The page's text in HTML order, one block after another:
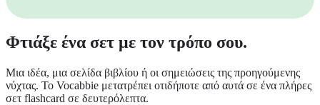
Φτιάξε ένα σετ με τον τρόπο σου.
Μια ιδέα, μια σελίδα βιβλίου ή οι σημειώσεις της προηγούμενης
νύχτας. Το Vocabbie μετατρέπει οτιδήποτε από αυτά σε ένα πλήρες
σετ flashcard σε δευτερόλεπτα.